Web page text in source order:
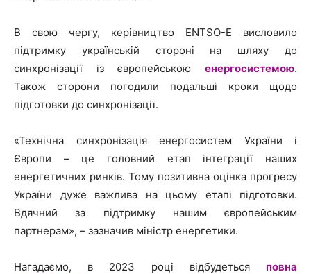
В свою чергу, керівництво ENTSO-E висловило
підтримку українській стороні на шляху до
синхронізації із європейською енергосистемою.
Також сторони погодили подальші кроки щодо
підготовки до синхронізації.
«Технічна синхронізація енергосистем України і
Європи – це головний етап інтеграції наших
енергетичних ринків. Тому позитивна оцінка прогресу
України дуже важлива на цьому етапі підготовки.
Вдячний за підтримку нашим європейським
партнерам», – зазначив міністр енергетики.
Нагадаємо, в 2023 році відбудеться повна